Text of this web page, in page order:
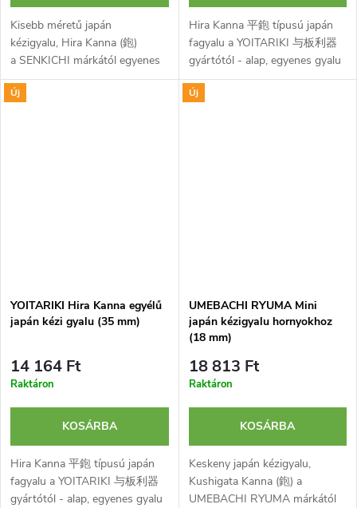
Kisebb méretű japán
kézigyalu, Hira Kanna (鉋)
a SENKICHI márkától egyenes
pengével fa általános
megmunkálásához,
Hira Kanna 平鉋 típusú japán
fagyalu a YOITARIKI 与板利器
gyártótól - alap, egyenes gyalu
szimpla famegmunkáláshoz.
Edzett szénacélból készült, 37
Új
YOITARIKI Hira Kanna egyélű
japán kézi gyalu (35 mm)
14 164 Ft
Raktáron
KOSÁRBA
Hira Kanna 平鉋 típusú japán
fagyalu a YOITARIKI 与板利器
gyártótól - alap, egyenes gyalu
Új
UMEBACHI RYUMA Mini
japán kézigyalu hornyokhoz
(18 mm)
18 813 Ft
Raktáron
KOSÁRBA
Keskeny japán kézigyalu,
Kushigata Kanna (鉋) a
UMEBACHI RYUMA márkától